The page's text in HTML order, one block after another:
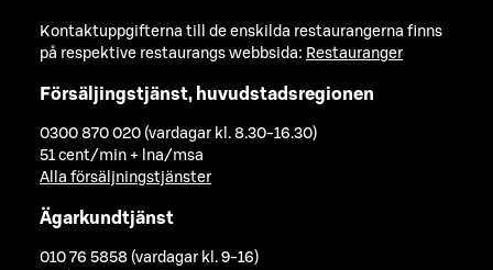
Kontaktuppgifterna till de enskilda restaurangerna finns
på respektive restaurangs webbsida: Restauranger
Försäljingstjänst, huvudstadsregionen
0300 870 020 (vardagar kl. 8.30-16.30)
51 cent/min + lna/msa
Alla försäljningstjänster
Ägarkundtjänst
010 76 5858 (vardagar kl. 9-16)